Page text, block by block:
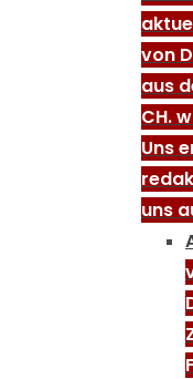
von
aus
CH.
Uns
uns